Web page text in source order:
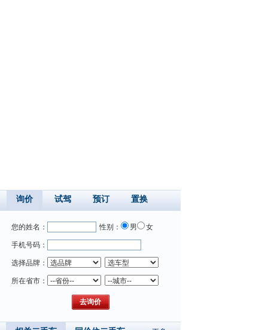
询价 试驾 预订 置换
您的姓名： 性别： 男 女
手机号码：
选择品牌：
所在省市：